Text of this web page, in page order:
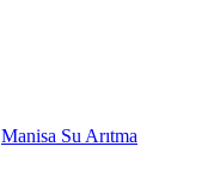
Manisa Su Arıtma